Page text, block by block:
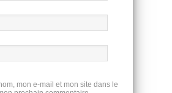
mon e-mail et mon site dans le